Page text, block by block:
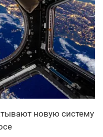
новую систему